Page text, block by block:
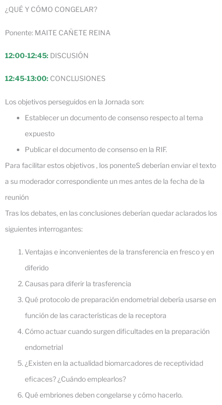
¿QUÉ Y CÓMO CONGELAR?
Ponente: MAITE CAÑETE REINA
12:00-12:45: DISCUSIÓN
12:45-13:00: CONCLUSIONES
Los objetivos perseguidos en la Jornada son:
Establecer un documento de consenso respecto al tema
expuesto
Publicar el documento de consenso en la RIF.
Para facilitar estos objetivos , los ponenteS deberían enviar el texto
a su moderador correspondiente un mes antes de la fecha de la
reunión
Tras los debates, en las conclusiones deberían quedar aclarados los
siguientes interrogantes:
Ventajas e inconvenientes de la transferencia en fresco y en
diferido
Causas para diferir la trasferencia
Qué protocolo de preparación endometrial debería usarse en
función de las características de la receptora
Cómo actuar cuando surgen dificultades en la preparación
endometrial
¿Existen en la actualidad biomarcadores de receptividad
eficaces? ¿Cuándo emplearlos?
Qué embriones deben congelarse y cómo hacerlo.